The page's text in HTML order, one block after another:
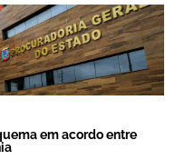
em acordo entre